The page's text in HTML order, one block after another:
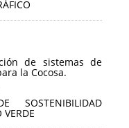
de sistemas de
la Cocosa.
SOSTENIBILIDAD